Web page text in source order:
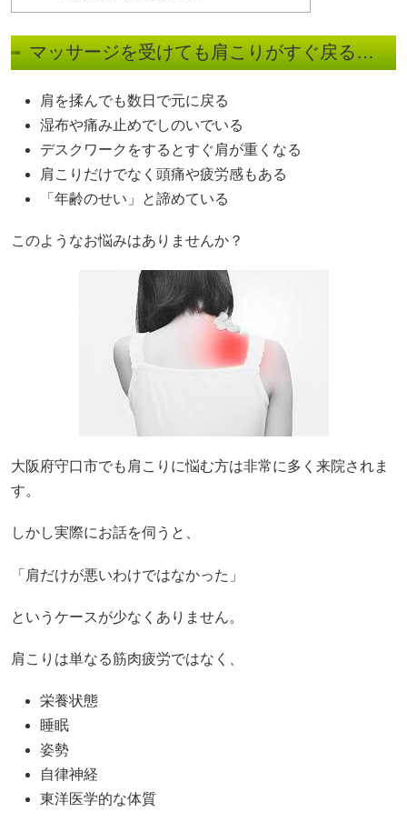
マッサージを受けても肩こりがすぐ戻る…
肩を揉んでも数日で元に戻る
湿布や痛み止めでしのいでいる
デスクワークをするとすぐ肩が重くなる
肩こりだけでなく頭痛や疲労感もある
「年齢のせい」と諦めている
このようなお悩みはありませんか？
大阪府守口市でも肩こりに悩む方は非常に多く来院されま
す。
しかし実際にお話を伺うと、
「肩だけが悪いわけではなかった」
というケースが少なくありません。
肩こりは単なる筋肉疲労ではなく、
栄養状態
睡眠
姿勢
自律神経
東洋医学的な体質